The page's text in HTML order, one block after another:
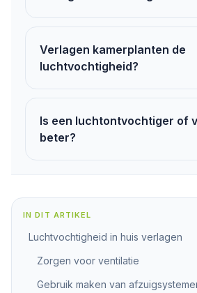
Verlagen kamerplanten de
luchtvochtigheid?
Is een luchtontvochtiger of
beter?
IN DIT ARTIKEL
Luchtvochtigheid in huis verlagen
Zorgen voor ventilatie
Gebruik maken van